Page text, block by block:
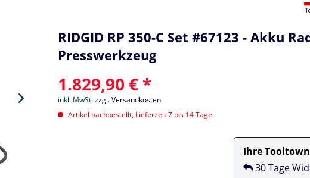
RIDGID RP 350-C Set #67123 - Akku
Presswerkzeug
1.829,90 € *
inkl. MwSt.zzgl. Versandkosten
Artikel nachbestellt, Lieferzeit 7 bis 14 Tage
Ihre
30 Tage